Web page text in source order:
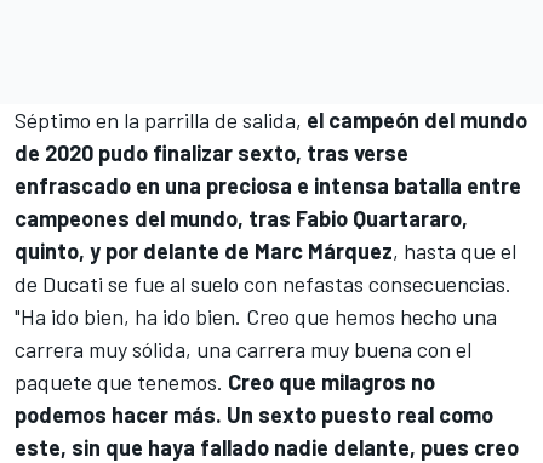
Séptimo en la parrilla de salida, el campeón del mundo
de 2020 pudo finalizar sexto, tras verse
enfrascado en una preciosa e intensa batalla entre
campeones del mundo, tras Fabio Quartararo,
quinto, y por delante de Marc Márquez, hasta que el
de Ducati se fue al suelo con nefastas consecuencias.
"Ha ido bien, ha ido bien. Creo que hemos hecho una
carrera muy sólida, una carrera muy buena con el
paquete que tenemos. Creo que milagros no
podemos hacer más. Un sexto puesto real como
este, sin que haya fallado nadie delante, pues creo